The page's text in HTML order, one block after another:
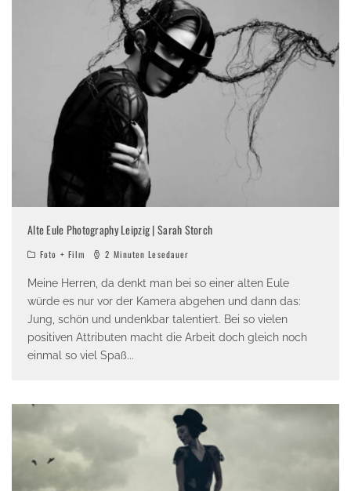
Alte Eule Photography Leipzig | Sarah Storch
Foto + Film 2 Minuten Lesedauer
Meine Herren, da denkt man bei so einer alten Eule
würde es nur vor der Kamera abgehen und dann das:
Jung, schön und undenkbar talentiert. Bei so vielen
positiven Attributen macht die Arbeit doch gleich noch
einmal so viel Spaß...